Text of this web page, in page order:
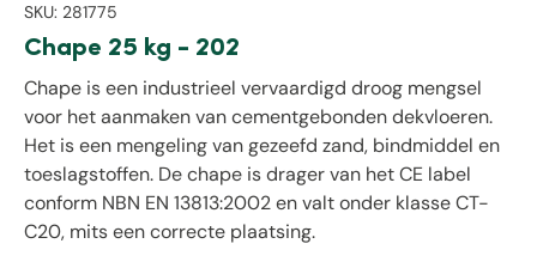
SKU: 281775
Chape 25 kg - 202
Chape is een industrieel vervaardigd droog mengsel
voor het aanmaken van cementgebonden dekvloeren.
Het is een mengeling van gezeefd zand, bindmiddel en
toeslagstoffen. De chape is drager van het CE label
conform NBN EN 13813:2002 en valt onder klasse CT-
C20, mits een correcte plaatsing.